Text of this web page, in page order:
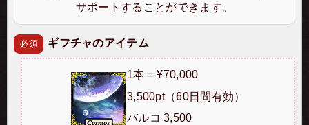
サポートすることができます。
必須 ギフチャのアイテム
1本 = ¥70,000
3,500pt（60日間有効）
バルコ 3,500